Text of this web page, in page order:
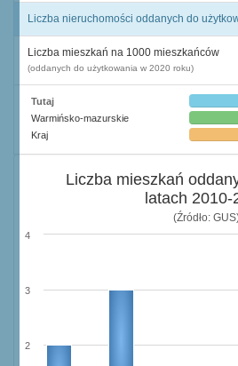
Liczba nieruchomości oddanych do
Liczba mieszkań na 1000 mieszkańców
(oddanych do użytkowania w 2020 roku)
Tutaj
Warmińsko-mazurskie
Kraj
Liczba mieszkań
latach 2010-
(Źródło:
2
3
4